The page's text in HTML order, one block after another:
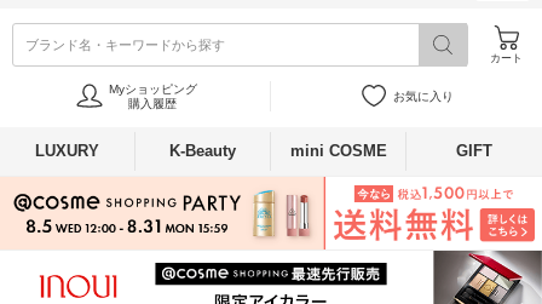
ブランド名・キーワードから探す
カート
Myショッピング
購入履歴
お気に入り
LUXURY K-Beauty mini COSME GIFT